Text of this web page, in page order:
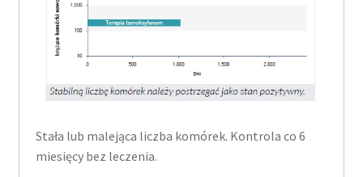
Stała lub malejąca liczba komórek. Kontrola co 6
miesięcy bez leczenia.